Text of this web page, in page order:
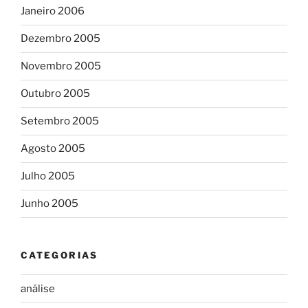
Janeiro 2006
Dezembro 2005
Novembro 2005
Outubro 2005
Setembro 2005
Agosto 2005
Julho 2005
Junho 2005
CATEGORIAS
análise